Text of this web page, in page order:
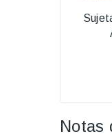
Notas